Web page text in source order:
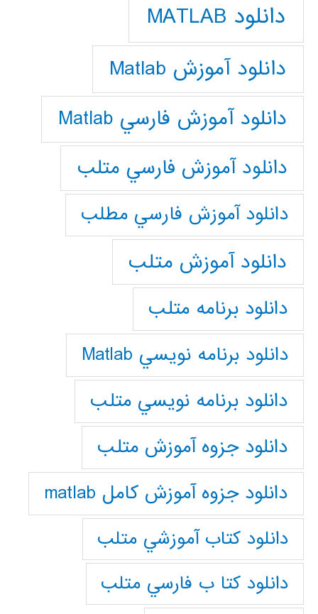
دانلود MATLAB
دانلود آموزش Matlab
دانلود آموزش فارسي Matlab
دانلود آموزش فارسي متلب
دانلود آموزش فارسي مطلب
دانلود آموزش متلب
دانلود برنامه متلب
دانلود برنامه نويسي Matlab
دانلود برنامه نويسي متلب
دانلود جزوه آموزش متلب
دانلود جزوه آموزش کامل matlab
دانلود كتاب آموزشي متلب
دانلود كتا ب فارسي متلب